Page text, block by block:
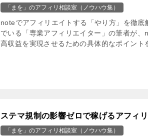
「まを」のアフィリ相談室（ノウハウ集）
noteでアフィリエイトする「やり方」を徹
でいる「専業アフィリエイター」の筆者が、
高収益を実現させるための具体的なポイント
ステマ規制の影響ゼロで稼げるアフィ
「まを」のアフィリ相談室（ノウハウ集）